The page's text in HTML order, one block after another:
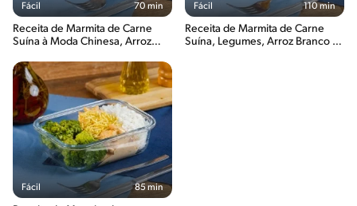
Fácil 70 min
Receita de Marmita de Carne
Suína à Moda Chinesa, Arroz
Fácil 110 min
Receita de Marmita de Carne
Suína, Legumes, Arroz Branco e
Fácil 85 min